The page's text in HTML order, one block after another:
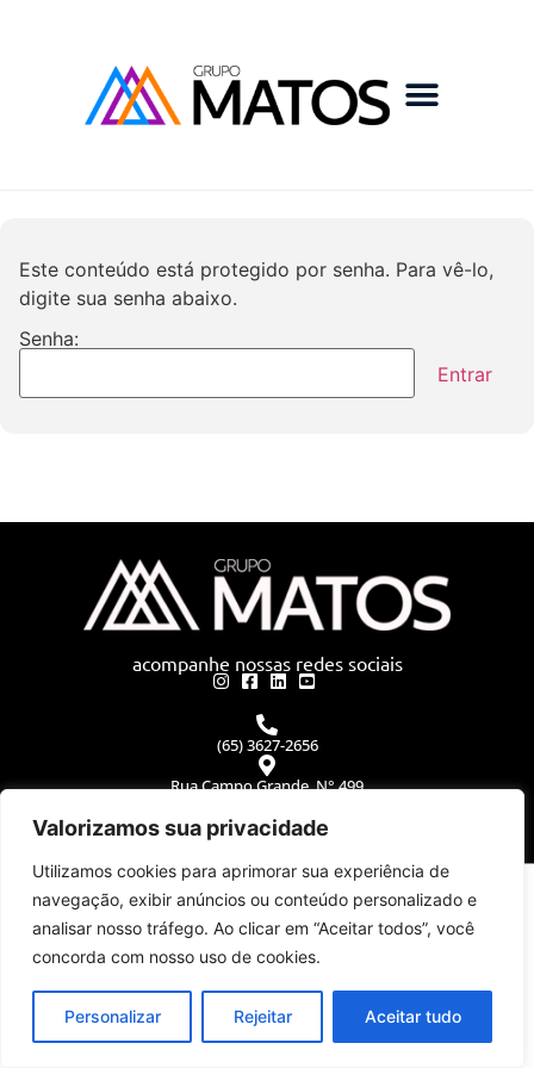
Valorizamos sua privacidade
Utilizamos cookies para aprimorar sua experiência de
navegação, exibir anúncios ou conteúdo personalizado e
analisar nosso tráfego. Ao clicar em “Aceitar todos”, você
concorda com nosso uso de cookies.
Personalizar Rejeitar Aceitar tudo
Este conteúdo está protegido por senha. Para vê-lo,
digite sua senha abaixo.
Senha:
acompanhe nossas redes sociais
(65) 3627-2656
Rua Campo Grande, N° 499
CEP: 78005-170
©2026 Grupo Matos. Todos os direitos reservados